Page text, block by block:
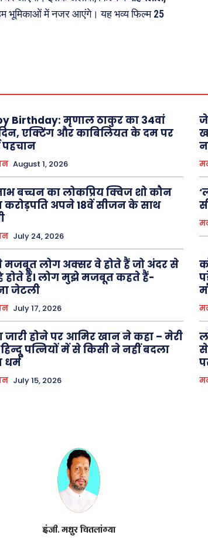
भूमिकाओं में नजर आएंगे। यह भव्य फिल्म25
Birthday: मृणाल ठाकुर का 34वां
एक्टिंग और काबिलियत के दम पर
पहचान
August 1, 2026
बच्चन का लोकप्रिय क्विज शो कौन
करोड़पति अपने 18वें सीजन के साथ
July 24, 2026
मजबूत लोग अक्सर वे होते हैं जो अंदर से
होते हैं। लोग मुझे मजबूत कहते हैं-
जेटली
July 17, 2026
जारी होने पर आमिर खान ने कहा – मेरी
पत्नियों में से किसी ने नहीं बदला
धर्म
July 15, 2026
इंजी. मधुर चितलांग्या